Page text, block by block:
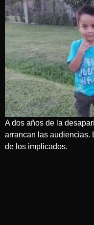
A dos años de la
arrancan las audiencias.
de los implicados.